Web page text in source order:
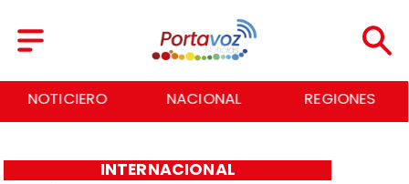
NACIONAL REGIONES ECONOMÍA
INTERNACIONAL